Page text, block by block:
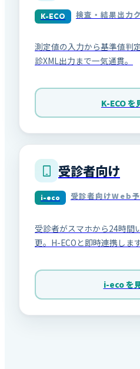
K-ECO 検査・結果出力
測定値の入力から基準値判
診XML出力まで一気通貫。
K-ECO
受診者向け
i-eco 受診者向けWeb
受診者がスマホから24時間
更。H-ECOと即時連携します
i-eco を